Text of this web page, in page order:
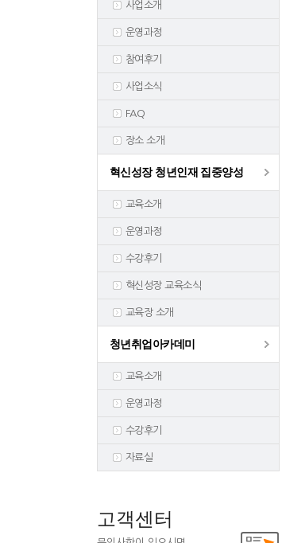
사업소개
운영과정
참여후기
사업소식
FAQ
장소 소개
혁신성장 청년인재 집중양성
교육소개
운영과정
수강후기
혁신성장 교육소식
교육장 소개
청년취업아카데미
교육소개
운영과정
수강후기
자료실
고객센터